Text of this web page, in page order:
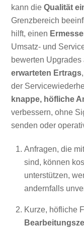
kann dieQualität
Grenzbereich
hilft, einen
Umsatz- und
bewerten
erwarteten Ertrags
der
knappe, höfliche
verbessern, ohne
senden oder
Anfragen, die
sind, können
unterstützen,
andernfalls
Kurze, höfliche